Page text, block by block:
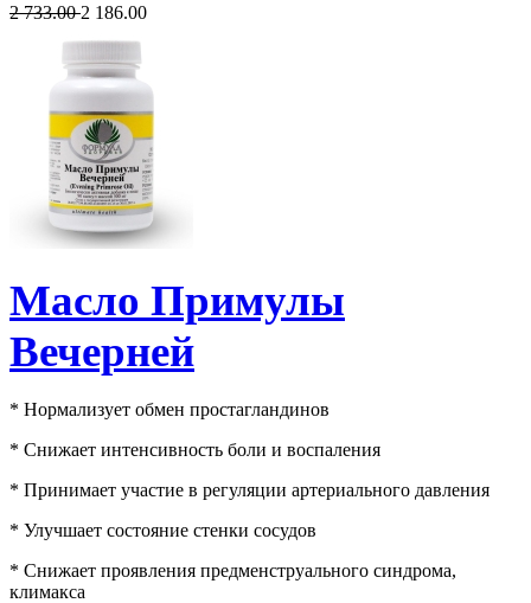
2 733.002 186.00
Масло Примулы
Вечерней
* Нормализует обмен простагландинов
* Снижает интенсивность боли и воспаления
* Принимает участие в регуляции артериального давления
* Улучшает состояние стенки сосудов
* Снижает проявления предменструального синдрома,
климакса